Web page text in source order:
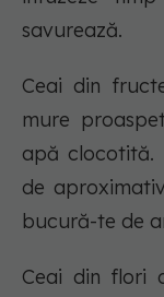
savurează.
Ceai din
mure
apă clocotită.
de
bucură-te de
Ceai din flori